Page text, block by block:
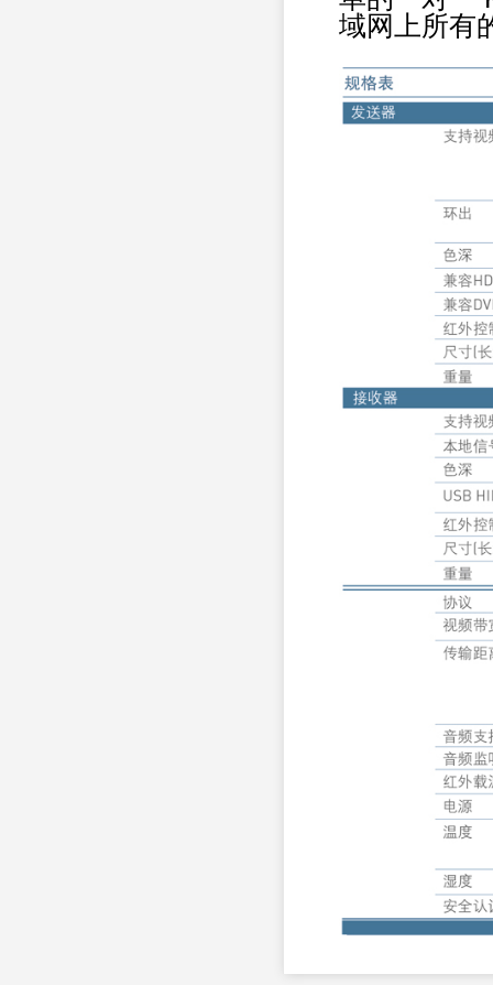
域网上所有